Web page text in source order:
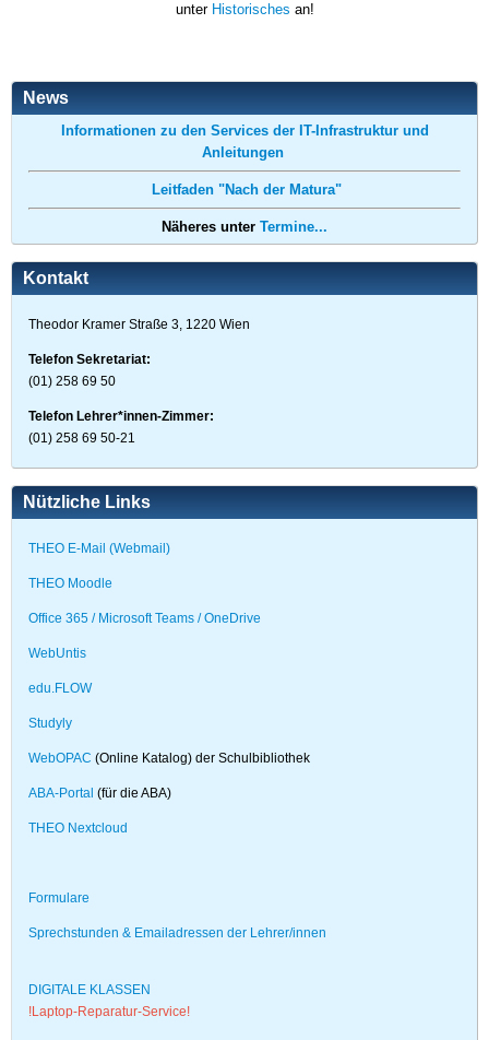
unter Historisches an!
News
Informationen zu den Services der IT-Infrastruktur und
Anleitungen
Leitfaden "Nach der Matura"
Näheres unter Termine...
Kontakt
Theodor Kramer Straße 3, 1220 Wien
Telefon Sekretariat:
(01) 258 69 50
Telefon Lehrer*innen-Zimmer:
(01) 258 69 50-21
Nützliche Links
THEO E-Mail (Webmail)
THEO Moodle
Office 365 / Microsoft Teams / OneDrive
WebUntis
edu.FLOW
Studyly
WebOPAC (Online Katalog) der Schulbibliothek
ABA-Portal (für die ABA)
THEO Nextcloud
Formulare
Sprechstunden & Emailadressen der Lehrer/innen
DIGITALE KLASSEN
!Laptop-Reparatur-Service!